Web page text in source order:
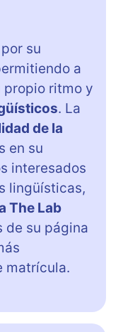
su
a
propio ritmo y
. La
de la
en su
interesados
lingüísticas,
The Lab
de su página
matrícula.